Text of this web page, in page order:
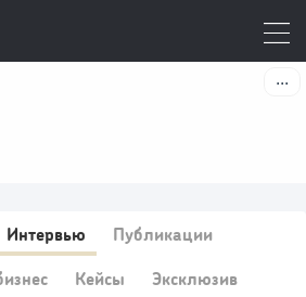
Интервью Публикации
Кейсы Эксклюзив